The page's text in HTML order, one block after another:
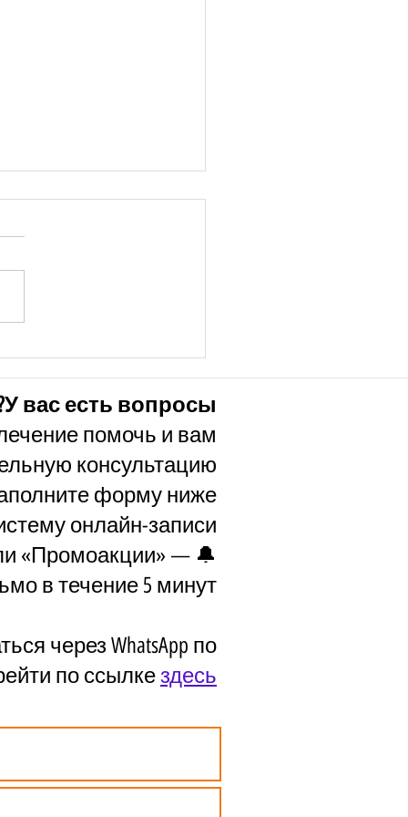
ТО. Ipecacuanha
У вас есть вопросы?
помочь и вам?
консультацию.
форму ниже.
онлайн-записи.
«Промоакции» —
в течение 5 минут.
через WhatsApp по
по ссылкездесь